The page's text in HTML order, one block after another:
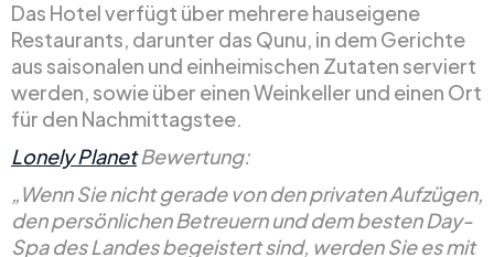
Das Hotel verfügt über mehrere hauseigene
Restaurants, darunter das Qunu, in dem Gerichte
aus saisonalen und einheimischen Zutaten serviert
werden, sowie über einen Weinkeller und einen Ort
für den Nachmittagstee.
Lonely PlanetBewertung:
„Wenn Sie nicht gerade von den privaten Aufzügen,
den persönlichen Betreuern und dem besten Day-
Spa des Landes begeistert sind, werden Sie es mit